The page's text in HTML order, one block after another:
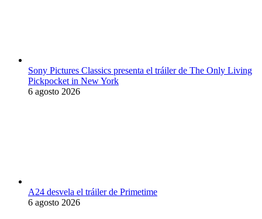
Sony Pictures Classics presenta el tráiler de The Only Living
Pickpocket in New York
6 agosto 2026
A24 desvela el tráiler de Primetime
6 agosto 2026